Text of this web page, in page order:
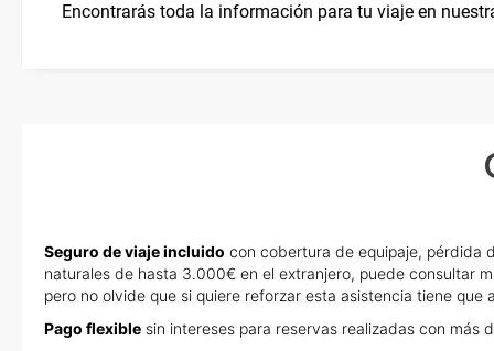
Encontrarás toda la información para tu viaje en
Seguro de viaje incluido con cobertura de equipaje, pérdida
naturales de hasta 3.000€ en el extranjero, puede consultar
pero no olvide que si quiere reforzar esta asistencia tiene
Pago flexible sin intereses para reservas realizadas con más